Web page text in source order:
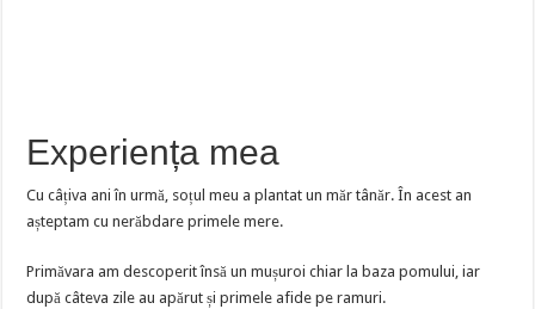
Experiența mea
Cu câțiva ani în urmă, soțul meu a plantat un măr tânăr. În acest an
așteptam cu nerăbdare primele mere.
Primăvara am descoperit însă un mușuroi chiar la baza pomului, iar
după câteva zile au apărut și primele afide pe ramuri.